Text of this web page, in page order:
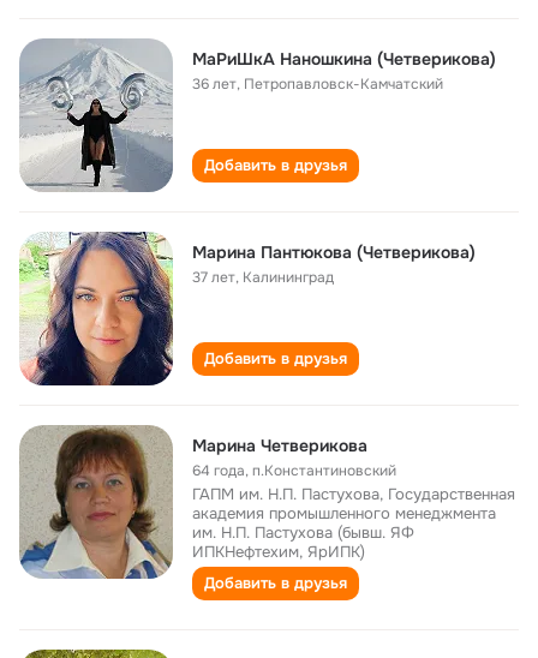
МаРиШкА Наношкина (Четверикова)
36 лет, Петропавловск-Камчатский
Добавить в друзья
Марина Пантюкова (Четверикова)
37 лет, Калининград
Добавить в друзья
Марина Четверикова
64 года,п.Константиновский
ГАПМ им. Н.П. Пастухова, Государственная
академия промышленного менеджмента
им. Н.П. Пастухова (бывш. ЯФ
ИПКНефтехим, ЯрИПК)
Добавить в друзья